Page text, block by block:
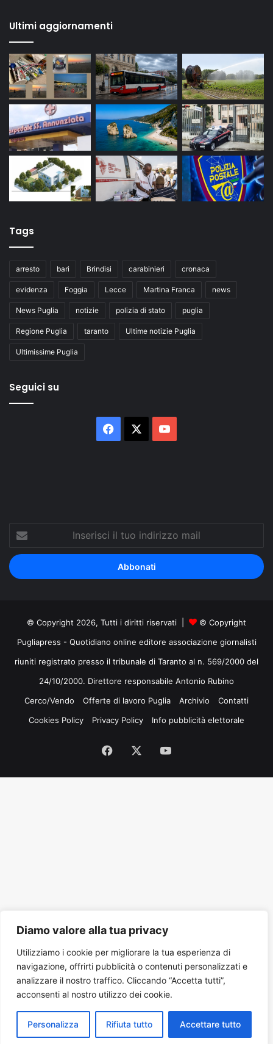
Diamo valore alla tua privacy
Utilizziamo i cookie per migliorare la tua esperienza di
navigazione, offrirti pubblicità o contenuti personalizzati e
analizzare il nostro traffico. Cliccando “Accetta tutti”,
acconsenti al nostro utilizzo dei cookie.
Personalizza Rifiuta tutto Accettare tutto
Ultimi aggiornamenti
Tags
arresto bari Brindisi carabinieri cronaca
evidenza Foggia Lecce Martina Franca news
News Puglia notizie polizia di stato puglia
Regione Puglia taranto Ultime notizie Puglia
Ultimissime Puglia
Seguici su
Facebook
Inserisci
tuo
indirizzo
mail
© Copyright 2026, Tutti i diritti riservati |
© Copyright
Pugliapress - Quotidiano online editore associazione giornalisti
riuniti registrato presso il tribunale di Taranto al n. 569/2000 del
24/10/2000. Direttore responsabile Antonio Rubino
Cerco/Vendo
Offerte di lavoro Puglia Archivio
Contatti
Cookies Policy
Privacy Policy Info pubblicità elettorale
Facebook
Tube